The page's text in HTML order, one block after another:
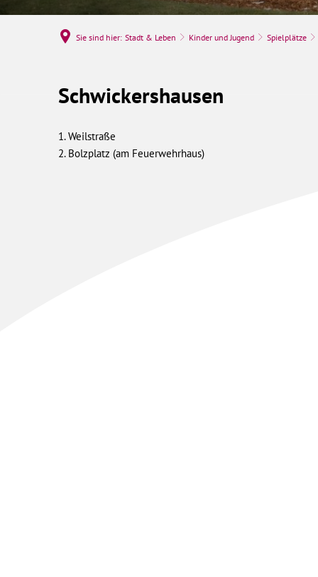
Sie sind hier: Stadt & Leben Kinder und Jugend Spielplätze
Schwickershausen
Schwickershausen
Weilstraße
Bolzplatz (am Feuerwehrhaus)